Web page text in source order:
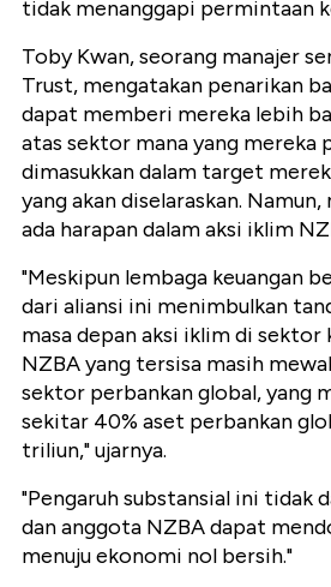
tidak menanggapi permintaan
Toby Kwan, seorang manajer
Trust, mengatakan penarikan
dapat memberi mereka lebih
atas sektor mana yang mereka
dimasukkan dalam target
yang akan diselaraskan.
ada harapan dalam aksi iklim
"Meskipun lembaga keuangan
dari aliansi ini menimbulkan
masa depan aksi iklim di sektor
NZBA yang tersisa masih
sektor perbankan global, yang
sekitar 40% aset perbankan
triliun," ujarnya.
"Pengaruh substansial ini tidak
dan anggota NZBA dapat
menuju ekonomi nol bersih."